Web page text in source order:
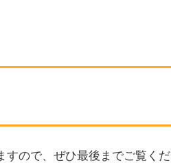
すので、ぜひ最後までご覧くだ